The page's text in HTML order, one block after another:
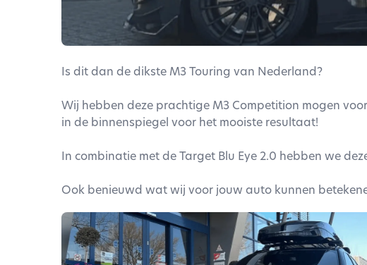
Is dit dan de dikste M3 Touring van Nederland?
Wij hebben deze prachtige M3 Competition mogen
in de binnenspiegel voor het mooiste resultaat!
In combinatie met de Target Blu Eye 2.0 hebben we
Ook benieuwd wat wij voor jouw auto kunnen